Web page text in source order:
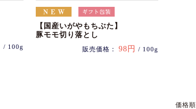
/ 100g
【国産いがやもちぶた】
豚モモ切り落とし
販売価格： 98円 / 100g
価格順